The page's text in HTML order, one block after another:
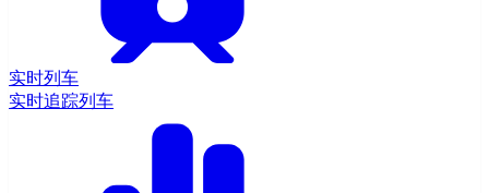
实时列车
实时追踪列车